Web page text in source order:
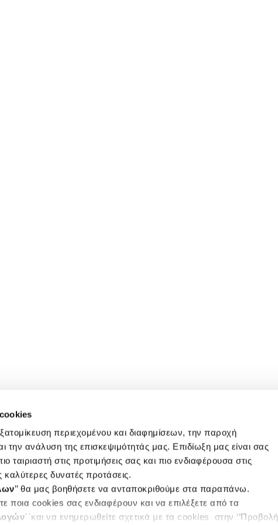
περιεχομένου και διαφημίσεων, την παροχή
την ανάλυση της επισκεψιμότητάς μας. Επιδίωξη μας είναι σας
στις προτιμήσεις σας και πιο ενδιαφέρουσα στις
καλύτερες δυνατές προτάσεις.
’’ θα μας βοηθήσετε να ανταποκριθούμε στα παραπάνω.
ποια cookies σας ενδιαφέρουν και να επιλέξετε από τα
΄΄και να ενημερωθείτε σχετικά με τα cookies στην ‘’Προβολή